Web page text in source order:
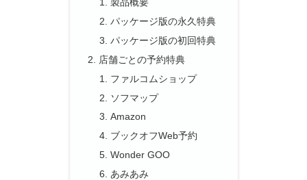
パッケージ版の永久特典
パッケージ版の初回特典
店舗ごとの予約特典
ファルコムショップ
ソフマップ
Amazon
ブックオフWeb予約
Wonder GOO
あみあみ